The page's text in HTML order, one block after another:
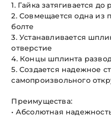
1. Гайка затягивается
2. Совмещается одна из
болте
3. Устанавливается
отверстие
4. Концы шплинта
5. Создается надежное
самопроизвольного
Преимущества:
• Абсолютная